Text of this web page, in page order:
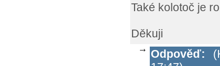
Také kolotoč je
Děkuji
Odpověď: